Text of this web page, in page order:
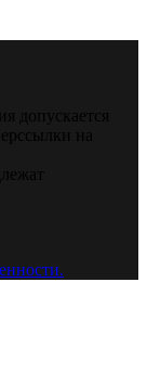
допускается
на